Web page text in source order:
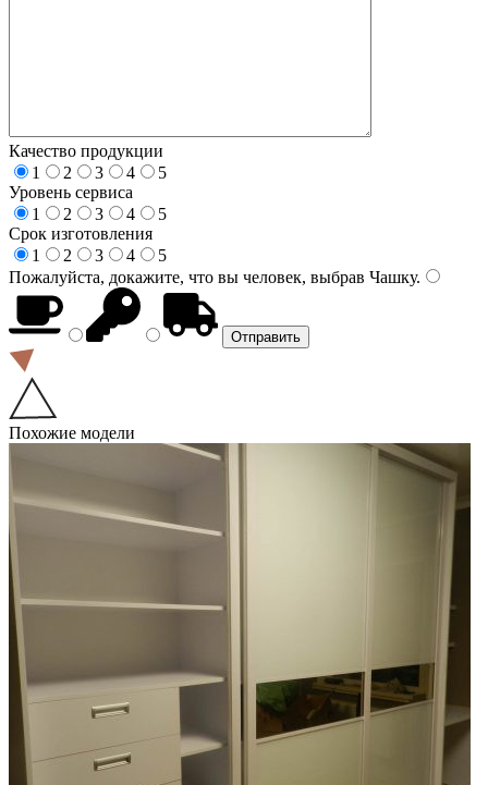
Качество продукции
1
2 3 4
5
Уровень сервиса
1
2 3 4
5
Срок изготовления
1
2 3 4
5
Пожалуйста, докажите, что вы человек, выбрав Чашку.
Похожие модели